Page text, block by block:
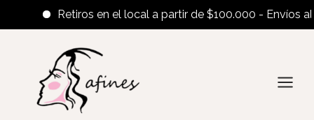
Retiros en el local a partir de $100.000 - Envíos al
contenido